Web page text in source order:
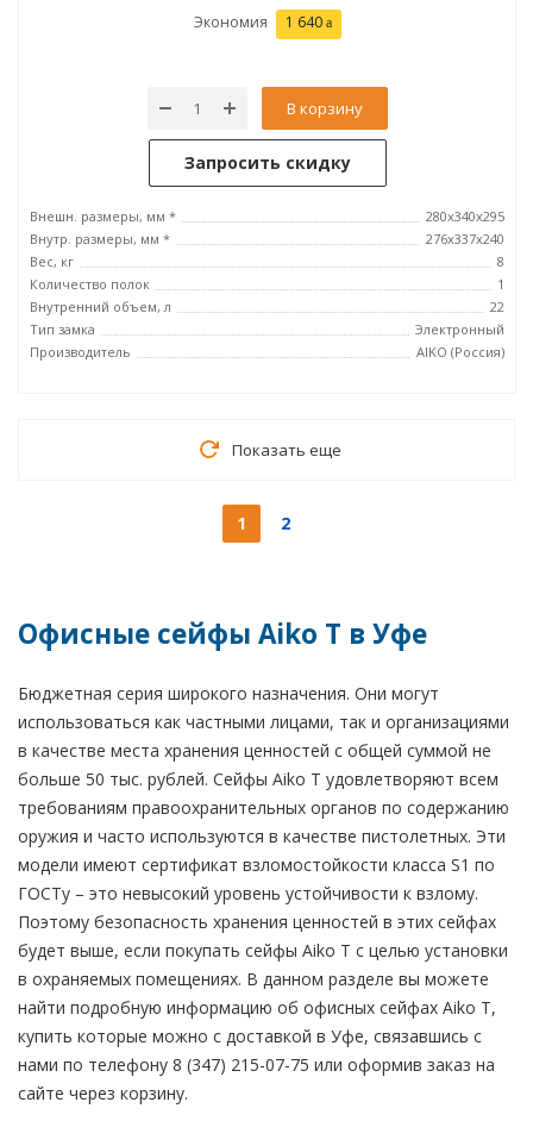
Экономия 1 640
В корзину
Запросить скидку
Внешн. размеры, мм *
280x340x295
Внутр. размеры, мм *
276x337x240
Вес, кг
8
Количество полок
1
Внутренний объем, л
22
Тип замка
Электронный
Производитель
AIKO (Россия)
Показать еще
1 2
Офисные сейфы Aiko T в Уфе
Бюджетная серия широкого назначения. Они могут
использоваться как частными лицами, так и организациями
в качестве места хранения ценностей с общей суммой не
больше 50 тыс. рублей. Сейфы Aiko T удовлетворяют всем
требованиям правоохранительных органов по содержанию
оружия и часто используются в качестве пистолетных. Эти
модели имеют сертификат взломостойкости класса S1 по
ГОСТу – это невысокий уровень устойчивости к взлому.
Поэтому безопасность хранения ценностей в этих сейфах
будет выше, если покупать сейфы Aiko T с целью установки
в охраняемых помещениях. В данном разделе вы можете
найти подробную информацию об офисных сейфах Aiko T,
купить которые можно с доставкой в Уфе, связавшись с
нами по телефону 8 (347) 215-07-75 или оформив заказ на
сайте через корзину.